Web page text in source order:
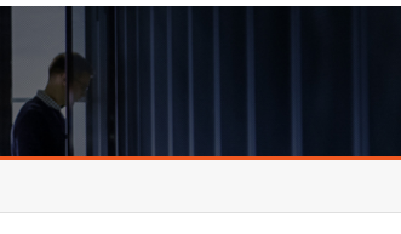
호남권연구본부
기획본부